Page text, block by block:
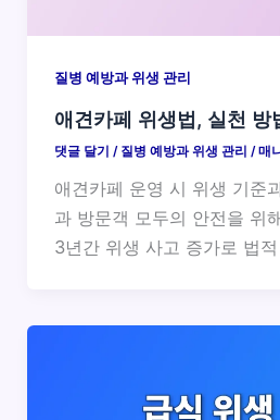
질병 예방과 위생 관리
애견카페 위생법, 실천 방
댓글 달기 / 질병 예방과 위생 관리 /매
애견카페 운영 시 위생 기준
과 방문객 모두의 안전을 위
3년간 위생 사고 증가로 법